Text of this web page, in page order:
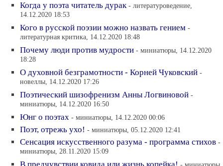
Когда у поэта читатель дурак - литературоведение,
14.12.2020 18:53
Кого в русской поэзии можно назвать гением -
литературная критика, 14.12.2020 18:48
Почему люди против мудрости - миниатюры, 14.12.2020
18:28
О духовной безграмотности - Корней Чуковский -
новеллы, 14.12.2020 17:26
Поэтический шизофренизм Анны Логвиновой -
миниатюры, 14.12.2020 16:50
Юнг о поэтах - миниатюры, 14.12.2020 00:06
Поэт, отрежь ухо! - миниатюры, 05.12.2020 12:41
Сенсация искусственного разума - программа стихов -
миниатюры, 28.11.2020 15:09